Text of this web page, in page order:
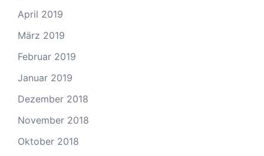
April 2019
März 2019
Februar 2019
Januar 2019
Dezember 2018
November 2018
Oktober 2018